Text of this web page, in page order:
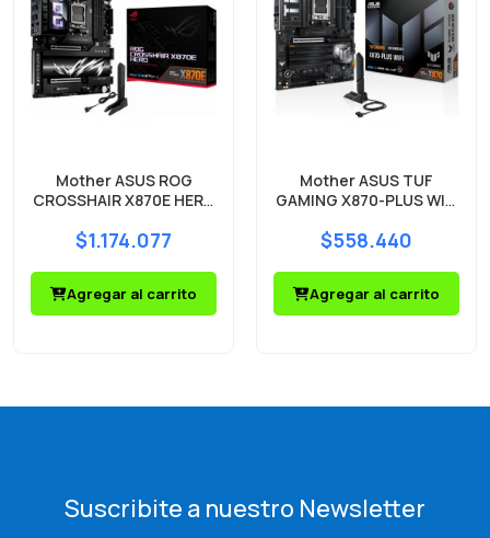
Mother ASUS ROG
CROSSHAIR X870E HERO
$1.174.077
Agregar al carrito
Mother ASUS TUF
GAMING X870-PLUS WIFI
$558.440
Agregar al carrito
Suscribite a nuestro Newsletter